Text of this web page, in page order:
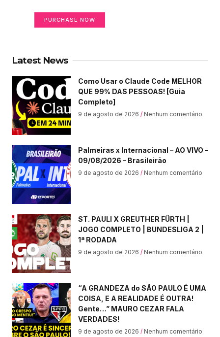
PURCHASE NOW
Latest News
Como Usar o Claude Code MELHOR
QUE 99% DAS PESSOAS! [Guia
Completo]
9 de agosto de 2026 Nenhum comentário
Palmeiras x Internacional – AO VIVO –
09/08/2026 – Brasileirão
9 de agosto de 2026 Nenhum comentário
ST. PAULI X GREUTHER FÜRTH |
JOGO COMPLETO | BUNDESLIGA 2 |
1ª RODADA
9 de agosto de 2026 Nenhum comentário
“A GRANDEZA do SÃO PAULO É UMA
COISA, E A REALIDADE É OUTRA!
Gente…” MAURO CEZAR FALA
VERDADES!
9 de agosto de 2026 Nenhum comentário